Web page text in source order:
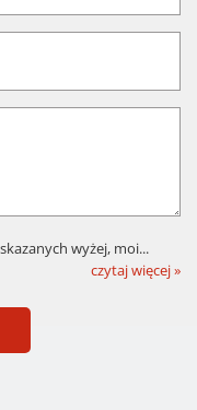
wyżej, moi...
czytaj więcej »